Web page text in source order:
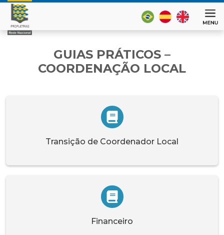
GUIAS PRÁTICOS –
COORDENAÇÃO LOCAL
Transição de Coordenador Local
Financeiro